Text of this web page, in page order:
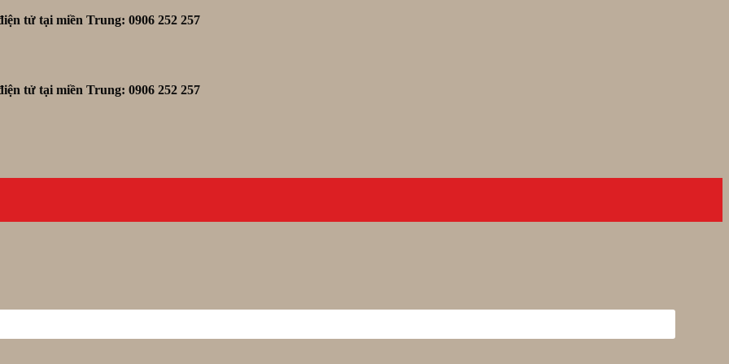
tử tại miền Trung: 0906 252 257
tử tại miền Trung: 0906 252 257